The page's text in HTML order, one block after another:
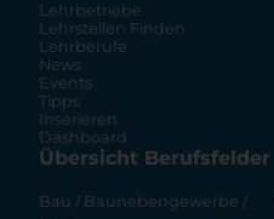
Lehrbetriebe
Lehrstellen Finden
Lehrberufe
News
Events
Tipps
Inserieren
Dashboard
Übersicht Berufsfelder
Bau / Baunebengewerbe /